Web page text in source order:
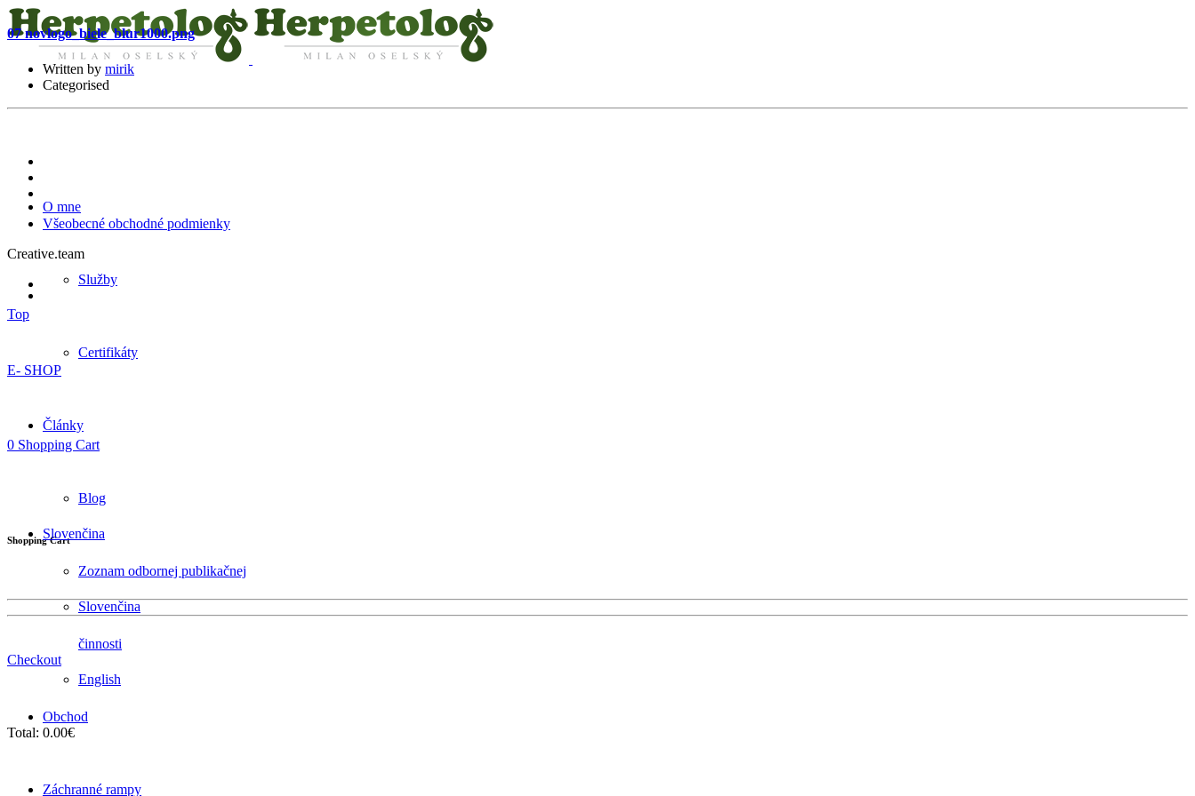
O mne
Služby
Certifikáty
Články
Blog
Zoznam odbornej publikačnej
činnosti
Obchod
Záchranné rampy
E- SHOP
0 Shopping Cart
Shopping Cart
Checkout
Total: 0.00€
Slovenčina
Slovenčina
English
07 novlogo_biele_blur1000.png
Written by mirik
Categorised
Všeobecné obchodné podmienky
Creative.team
Top